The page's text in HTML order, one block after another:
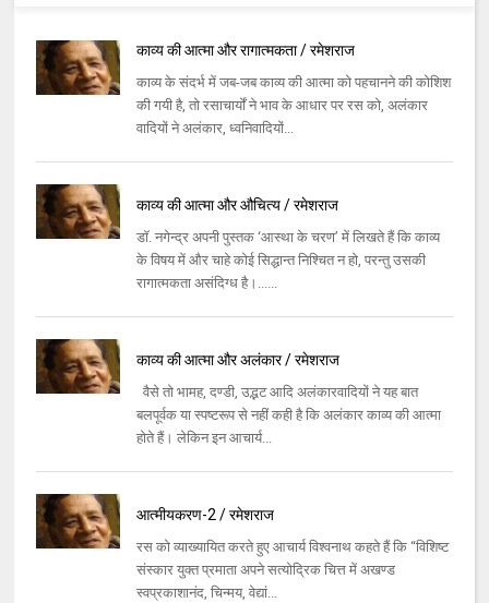
काव्य की आत्मा और रागात्मकता / रमेशराज
काव्य के संदर्भ में जब-जब काव्य की आत्मा को पहचानने की कोशिश
की गयी है, तो रसाचार्यों ने भाव के आधार पर रस को, अलंकार
वादियों ने अलंकार, ध्वनिवादियों...
काव्य की आत्मा और औचित्य / रमेशराज
डॉ. नगेन्द्र अपनी पुस्तक ‘आस्था के चरण’ में लिखते हैं कि काव्य
के विषय में और चाहे कोई सिद्धान्त निश्चित न हो, परन्तु उसकी
रागात्मकता असंदिग्ध है।......
काव्य की आत्मा और अलंकार / रमेशराज
वैसे तो भामह, दण्डी, उद्भट आदि अलंकारवादियों ने यह बात
बलपूर्वक या स्पष्टरूप से नहीं कही है कि अलंकार काव्य की आत्मा
होते हैं। लेकिन इन आचार्य...
आत्मीयकरण-2 / रमेशराज
रस को व्याख्यायित करते हुए आचार्य विश्वनाथ कहते हैं कि ‘‘विशिष्ट
संस्कार युक्त प्रमाता अपने सत्योद्रिक चित्त में अखण्ड
स्वप्रकाशानंद, चिन्मय, वेद्यां...